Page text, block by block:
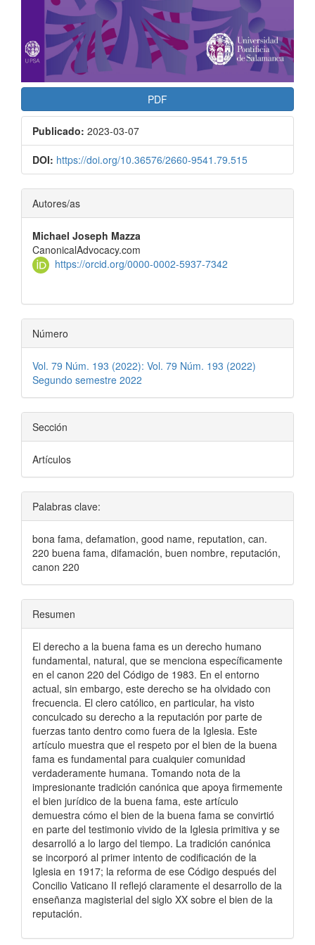
PDF
Publicado: 2023-03-07
DOI: https://doi.org/10.36576/2660-9541.79.515
Contenido
principal
del
artículo
Autores/as
Michael Joseph Mazza
CanonicalAdvocacy.com
https://orcid.org/0000-0002-5937-7342
Número
Vol. 79 Núm. 193 (2022): Vol. 79 Núm. 193 (2022)
Segundo semestre 2022
Sección
Artículos
Palabras clave:
bona fama, defamation, good name, reputation, can.
220 buena fama, difamación, buen nombre, reputación,
canon 220
Resumen
El derecho a la buena fama es un derecho humano
fundamental, natural, que se menciona específicamente
en el canon 220 del Código de 1983. En el entorno
actual, sin embargo, este derecho se ha olvidado con
frecuencia. El clero católico, en particular, ha visto
conculcado su derecho a la reputación por parte de
fuerzas tanto dentro como fuera de la Iglesia. Este
artículo muestra que el respeto por el bien de la buena
fama es fundamental para cualquier comunidad
verdaderamente humana. Tomando nota de la
impresionante tradición canónica que apoya firmemente
el bien jurídico de la buena fama, este artículo
demuestra cómo el bien de la buena fama se convirtió
en parte del testimonio vivido de la Iglesia primitiva y se
desarrolló a lo largo del tiempo. La tradición canónica
se incorporó al primer intento de codificación de la
Iglesia en 1917; la reforma de ese Código después del
Concilio Vaticano II reflejó claramente el desarrollo de la
enseñanza magisterial del siglo XX sobre el bien de la
reputación.